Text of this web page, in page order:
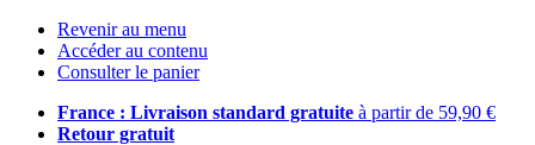
Revenir au menu
Accéder au contenu
Consulter le panier
France : Livraison standard gratuite à partir de 59,90 €
Retour gratuit